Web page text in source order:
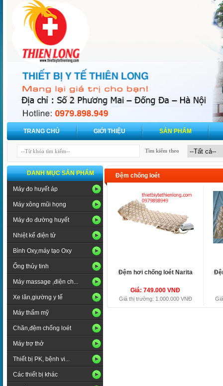
TRANG CHỦ GIỚI THIỆU SẢN PHẨM
Tìm kiếm theo
DANH MỤC SẢN PHẨM
Máy đo huyết áp
Máy xông mũi họng
Máy đo đường huyết
Nhiệt kế điện tử
Bình Oxy,máy tạo Oxy
Ống thủy tinh
Máy massage ,điện ch...
Xe lăn,giường y tế
Máy thẩm mỹ
Chăn,đệm chống loét
Máy trợ thở
Thiết bị PK, bệnh vi...
Các thiết bị khác
Đệm chống loét
Đệm hơi chống loét Narita
Giá: 749.000 VNĐ
Giá thị trường: 1.000.000 VNĐ